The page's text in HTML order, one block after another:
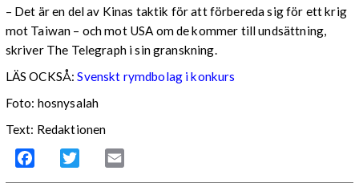
– Det är en del av Kinas taktik för att förbereda sig för ett krig
mot Taiwan – och mot USA om de kommer till undsättning,
skriver The Telegraph i sin granskning.
LÄS OCKSÅ: Svenskt rymdbolag i konkurs
Foto: hosnysalah
Text: Redaktionen
Facebook Twitter